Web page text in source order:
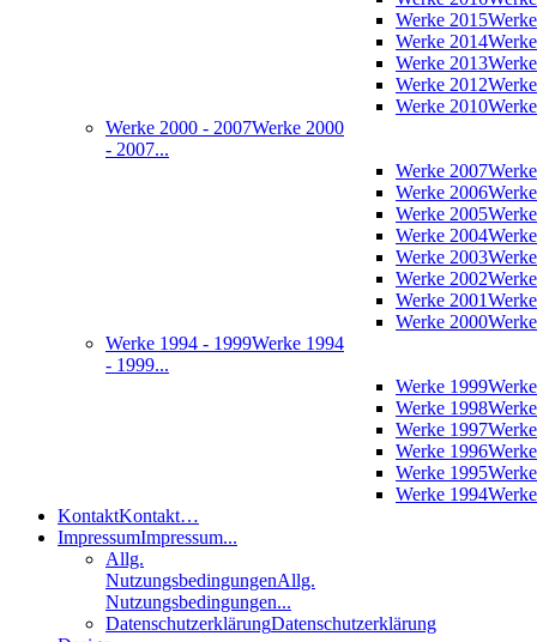
Werke 2015
Werke 2014
Werke 2013
Werke 2012
Werke 2010
Werke 2000 - 2007Werke 2000
- 2007...
Werke 2007
Werke 2006
Werke 2005
Werke 2004
Werke 2003
Werke 2002
Werke 2001
Werke 2000
Werke 1994 - 1999Werke 1994
- 1999...
Werke 1999
Werke 1998
Werke 1997
Werke 1996
Werke 1995
Werke 1994
KontaktKontakt…
ImpressumImpressum...
Allg.
NutzungsbedingungenAllg.
Nutzungsbedingungen...
DatenschutzerklärungDatenschutzerklärung